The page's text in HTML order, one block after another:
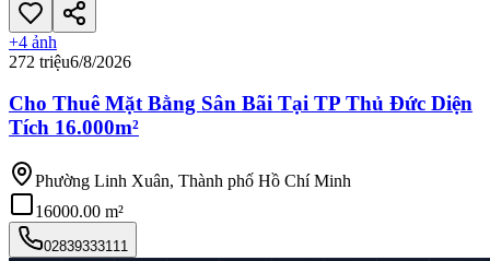
+4 ảnh
272 triệu6/8/2026
Cho Thuê Mặt Bằng Sân Bãi Tại TP Thủ Đức Diện
Tích 16.000m²
Phường Linh Xuân, Thành phố Hồ Chí Minh
16000.00 m²
02839333111